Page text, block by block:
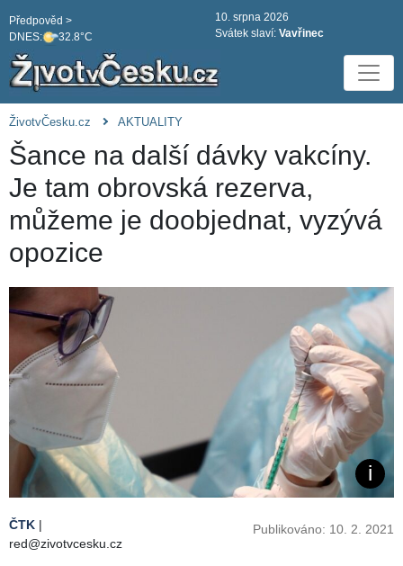
DNES: 32.8°C
Předpověd >
10. srpna 2026
Svátek slaví: Vavřinec
ŽivotvČesku.cz AKTUALITY
Šance na další dávky vakcíny.
Je tam obrovská rezerva,
můžeme je doobjednat, vyzývá
opozice
ČTK |
red@zivotvcesku.cz
Publikováno: 10. 2. 2021